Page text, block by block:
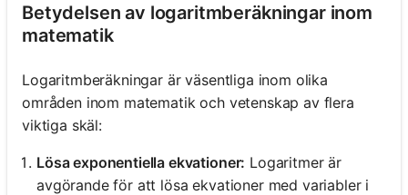
Betydelsen av logaritmberäkningar inom
matematik
Logaritmberäkningar är väsentliga inom olika
områden inom matematik och vetenskap av flera
viktiga skäl:
Lösa exponentiella ekvationer: Logaritmer är
avgörande för att lösa ekvationer med variabler i